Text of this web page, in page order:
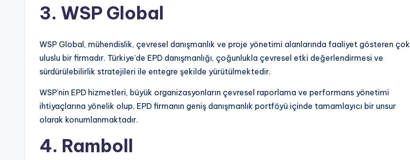
3. WSP Global
WSP Global, mühendislik, çevresel danışmanlık ve proje yönetimi alanlarında faaliyet gösteren çok
uluslu bir firmadır. Türkiye’de EPD danışmanlığı, çoğunlukla çevresel etki değerlendirmesi ve
sürdürülebilirlik stratejileri ile entegre şekilde yürütülmektedir.
WSP’nin EPD hizmetleri, büyük organizasyonların çevresel raporlama ve performans yönetimi
ihtiyaçlarına yönelik olup, EPD firmanın geniş danışmanlık portföyü içinde tamamlayıcı bir unsur
olarak konumlanmaktadır.
4. Ramboll